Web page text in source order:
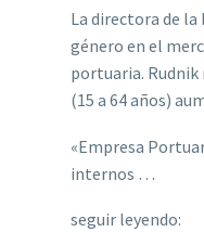
La directora de
género en el
portuaria. Rudnik
(15 a 64 años)
«Empresa
internos …
seguir leyendo: